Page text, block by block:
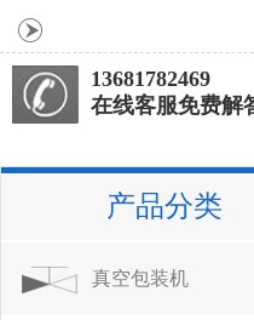
13681782469
在线客服免费解
产品分类
真空包装机